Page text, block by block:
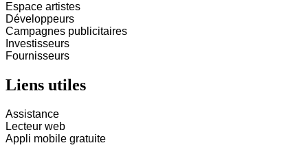
Espace artistes
Développeurs
Campagnes publicitaires
Investisseurs
Fournisseurs
Liens utiles
Assistance
Lecteur web
Appli mobile gratuite